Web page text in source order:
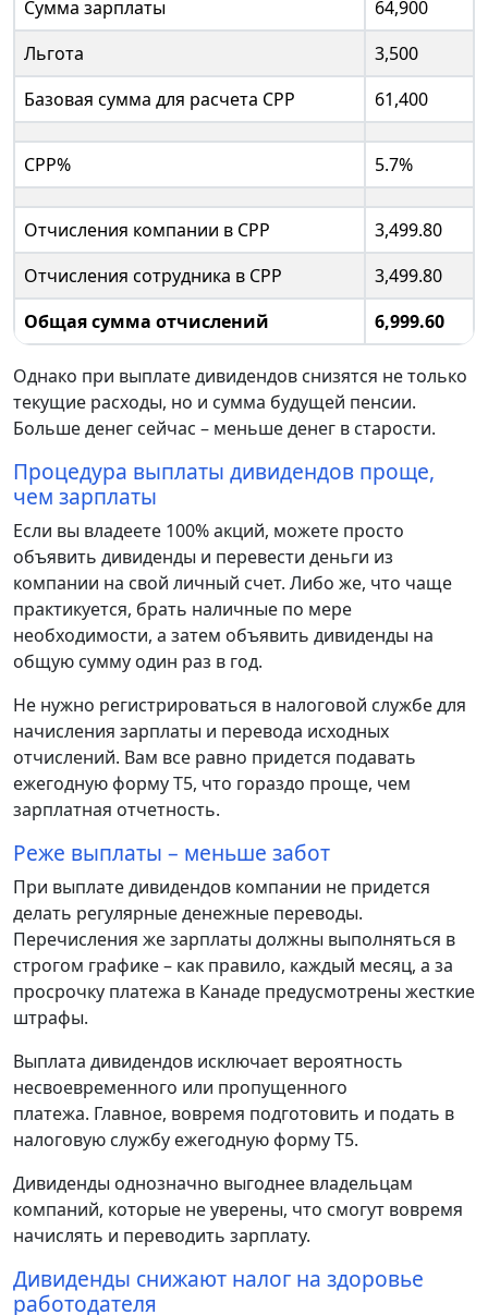
Сумма зарплаты
64,900
Льгота
3,500
Базовая сумма для расчета CPP
61,400
CPP% 5.7%
Отчисления компании в CPP
3,499.80
Отчисления сотрудника в CPP
3,499.80
Общая сумма отчислений
6,999.60
Однако при выплате дивидендов снизятся не только
текущие расходы, но и сумма будущей пенсии.
Больше денег сейчас – меньше денег в старости.
Процедура выплаты дивидендов проще,
чем зарплаты
Если вы владеете 100% акций, можете просто
объявить дивиденды и перевести деньги из
компании на свой личный счет. Либо же, что чаще
практикуется, брать наличные по мере
необходимости, а затем объявить дивиденды на
общую сумму один раз в год.
Не нужно регистрироваться в налоговой службе для
начисления зарплаты и перевода исходных
отчислений. Вам все равно придется подавать
ежегодную форму T5, что гораздо проще, чем
зарплатная отчетность.
Реже выплаты – меньше забот
При выплате дивидендов компании не придется
делать регулярные денежные переводы.
Перечисления же зарплаты должны выполняться в
строгом графике – как правило, каждый месяц, а за
просрочку платежа в Канаде предусмотрены жесткие
штрафы.
Выплата дивидендов исключает вероятность
несвоевременного или пропущенного
платежа. Главное, вовремя подготовить и подать в
налоговую службу ежегодную форму Т5.
Дивиденды однозначно выгоднее владельцам
компаний, которые не уверены, что смогут вовремя
начислять и переводить зарплату.
Дивиденды снижают налог на здоровье
работодателя